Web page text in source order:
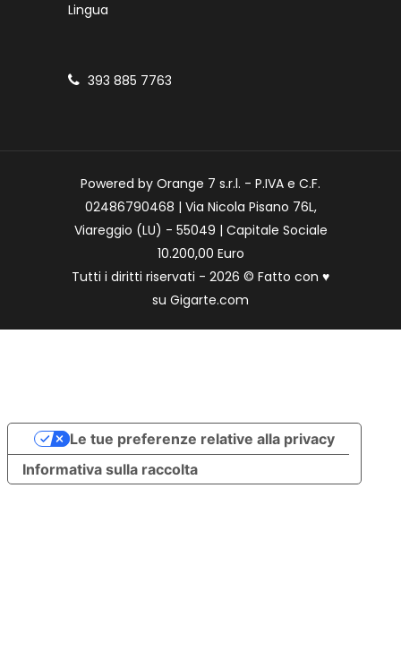
Lingua
393 885 7763
Powered by Orange 7 s.r.l. - P.IVA e C.F.
02486790468 | Via Nicola Pisano 76L,
Viareggio (LU) - 55049 | Capitale Sociale
10.200,00 Euro
Tutti i diritti riservati - 2026 © Fatto con ♥
su Gigarte.com
Informativa sulla raccolta
Le tue preferenze relative alla privacy